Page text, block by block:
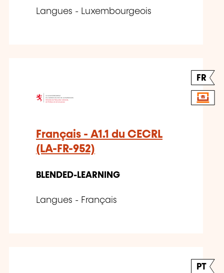
Langues - Luxembourgeois
FR
Français - A1.1 du CECRL
(LA-FR-952)
BLENDED-LEARNING
Langues - Français
PT